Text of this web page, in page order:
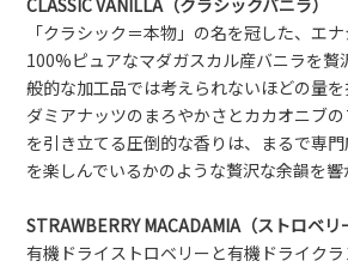
CLASSIC VANILLA（クラシックバニラ）
「クラシック＝本物」の名を冠した、エナ
100%ピュアなマダガスカル産バニラを贅
般的な加工品では考えられないほどの量
ダミアナッツのまろやかさとカカオニブ
を引き立てる圧倒的な香りは、まるで専
を楽しんでいるかのような贅沢な余韻を響
STRAWBERRY MACADAMIA（ストロベリ
有機ドライストロベリーと有機ドライク